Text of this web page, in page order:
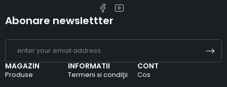
MAGAZIN
Produse
INFORMATII
Termeni si condiţii
CONT
Cos
Abonare newslettter